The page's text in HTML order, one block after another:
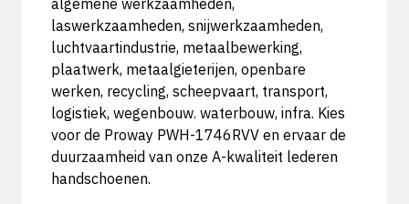
algemene werkzaamheden,
laswerkzaamheden, snijwerkzaamheden,
luchtvaartindustrie, metaalbewerking,
plaatwerk, metaalgieterijen, openbare
werken, recycling, scheepvaart, transport,
logistiek, wegenbouw. waterbouw, infra. Kies
voor de Proway PWH-1746RVV en ervaar de
duurzaamheid van onze A-kwaliteit lederen
handschoenen.